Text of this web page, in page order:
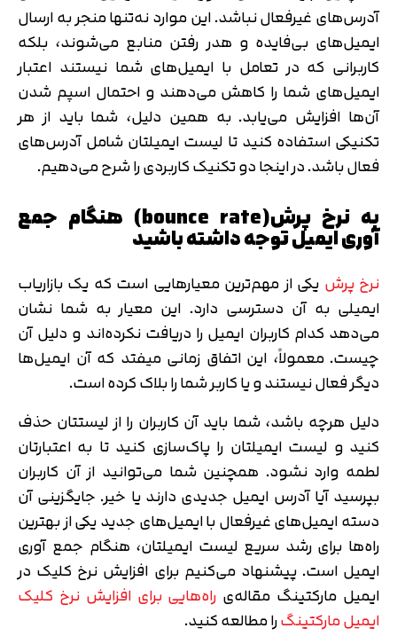
آدرس‌های غیرفعال نباشد. این موارد نه‌تنها منجر به ارسال
ایمیل‌های بی‌فایده و هدر رفتن منابع می‌شوند، بلکه
کاربرانی که در تعامل با ایمیل‌های شما نیستند اعتبار
ایمیل‌های شما را کاهش می‌دهند و احتمال اسپم شدن
آن‌ها افزایش می‌یابد. به همین دلیل، شما باید از هر
تکنیکی استفاده کنید تا لیست ایمیلتان شامل آدرس‌های
فعال باشد. در اینجا دو تکنیک کاربردی را شرح می‌دهیم.
به نرخ پرش(bounce rate) هنگام جمع
آوری ایمیل توجه داشته باشید
نرخ پرش یکی از مهم‌ترین معیارهایی است که یک بازاریاب
ایمیلی به آن دسترسی دارد. این معیار به شما نشان
می‌دهد کدام کاربران ایمیل را دریافت نکرده‌اند و دلیل آن
چیست. معمولاً، این اتفاق زمانی میفتد که آن ایمیل‌ها
دیگر فعال نیستند و یا کاربر شما را بلاک کرده است.
دلیل هرچه باشد، شما باید آن کاربران را از لیستتان حذف
کنید و لیست ایمیلتان را پاک‌سازی کنید تا به اعتبارتان
لطمه وارد نشود. همچنین شما می‌توانید از آن کاربران
بپرسید آیا آدرس ایمیل جدیدی دارند یا خیر. جایگزینی آن
دسته ایمیل‌های غیرفعال با ایمیل‌های جدید یکی از بهترین
راه‌ها برای رشد سریع لیست ایمیلتان، هنگام جمع آوری
ایمیل است. پیشنهاد می‌کنیم برای افزایش نرخ کلیک در
ایمیل مارکتینگ مقاله‌ی راه‌هایی برای افزایش نرخ کلیک
ایمیل مارکتینگرا مطالعه کنید.